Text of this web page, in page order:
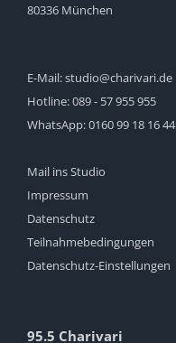
80336 München
E-Mail:studio@charivari.de
Hotline:089 - 57 955 955
WhatsApp:0160 99 18 16 44
Mail ins Studio
Impressum
Datenschutz
Teilnahmebedingungen
Datenschutz-Einstellungen
95.5 Charivari